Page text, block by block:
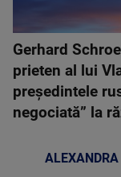
Gerhard
prieten al lui
preşedintele
negociată” la